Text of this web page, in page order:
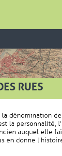
RUES
dénomination
la personnalité,
auquel elle
en donne